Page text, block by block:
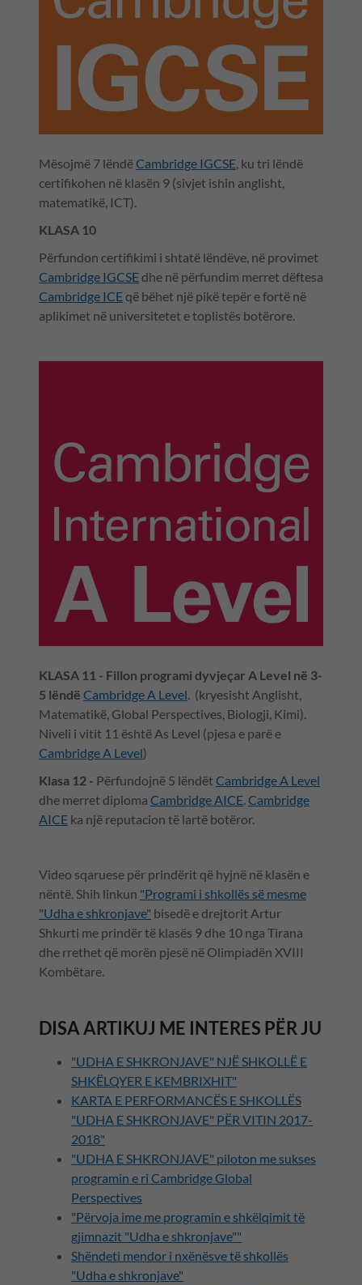
Mësojmë 7 lëndëCambridge IGCSE , ku tri lëndë
certifikohen në klasën 9 (sivjet ishin anglisht,
matematikë, ICT).
KLASA 10
Përfundon certifikimi i shtatë lëndëve, në provimet
Cambridge IGCSE dhe në përfundim merret dëftesa
Cambridge ICE që bëhet një pikë tepër e fortë në
aplikimet në universitetet e toplistës botërore.
KLASA 11 - Fillon programi dyvjeçar A Level në 3-
5 lëndë Cambridge A Level . (kryesisht Anglisht,
Matematikë, Global Perspectives, Biologji, Kimi).
Niveli i vitit 11 është As Level (pjesa e parë e
Cambridge A Level)
Klasa 12 - Përfundojnë 5 lëndëtCambridge A Level
dhe merret diploma Cambridge AICE Cambridge
AICE ka një reputacion të lartë botëror.
Video sqaruese për prindërit që hyjnë në klasën e
nëntë. Shih linkun "Programi i shkollës së mesme
"Udha e shkronjave" bisedë e drejtorit Artur
Shkurti me prindër të klasës 9 dhe 10 nga Tirana
dhe rrethet që morën pjesë në Olimpiadën XVIII
Kombëtare.
DISA ARTIKUJ ME INTERES PËR JU
"UDHA E SHKRONJAVE" NJË SHKOLLË E
SHKËLQYER E KEMBRIXHIT"
KARTA E PERFORMANCËS E SHKOLLËS
"UDHA E SHKRONJAVE" PËR VITIN 2017-
2018"
"UDHA E SHKRONJAVE" piloton me sukses
programin e ri Cambridge Global
Perspectives
"Përvoja ime me programin e shkëlqimit të
gjimnazit "Udha e shkronjave""
Shëndeti mendor i nxënësve të shkollës
"Udha e shkronjave"